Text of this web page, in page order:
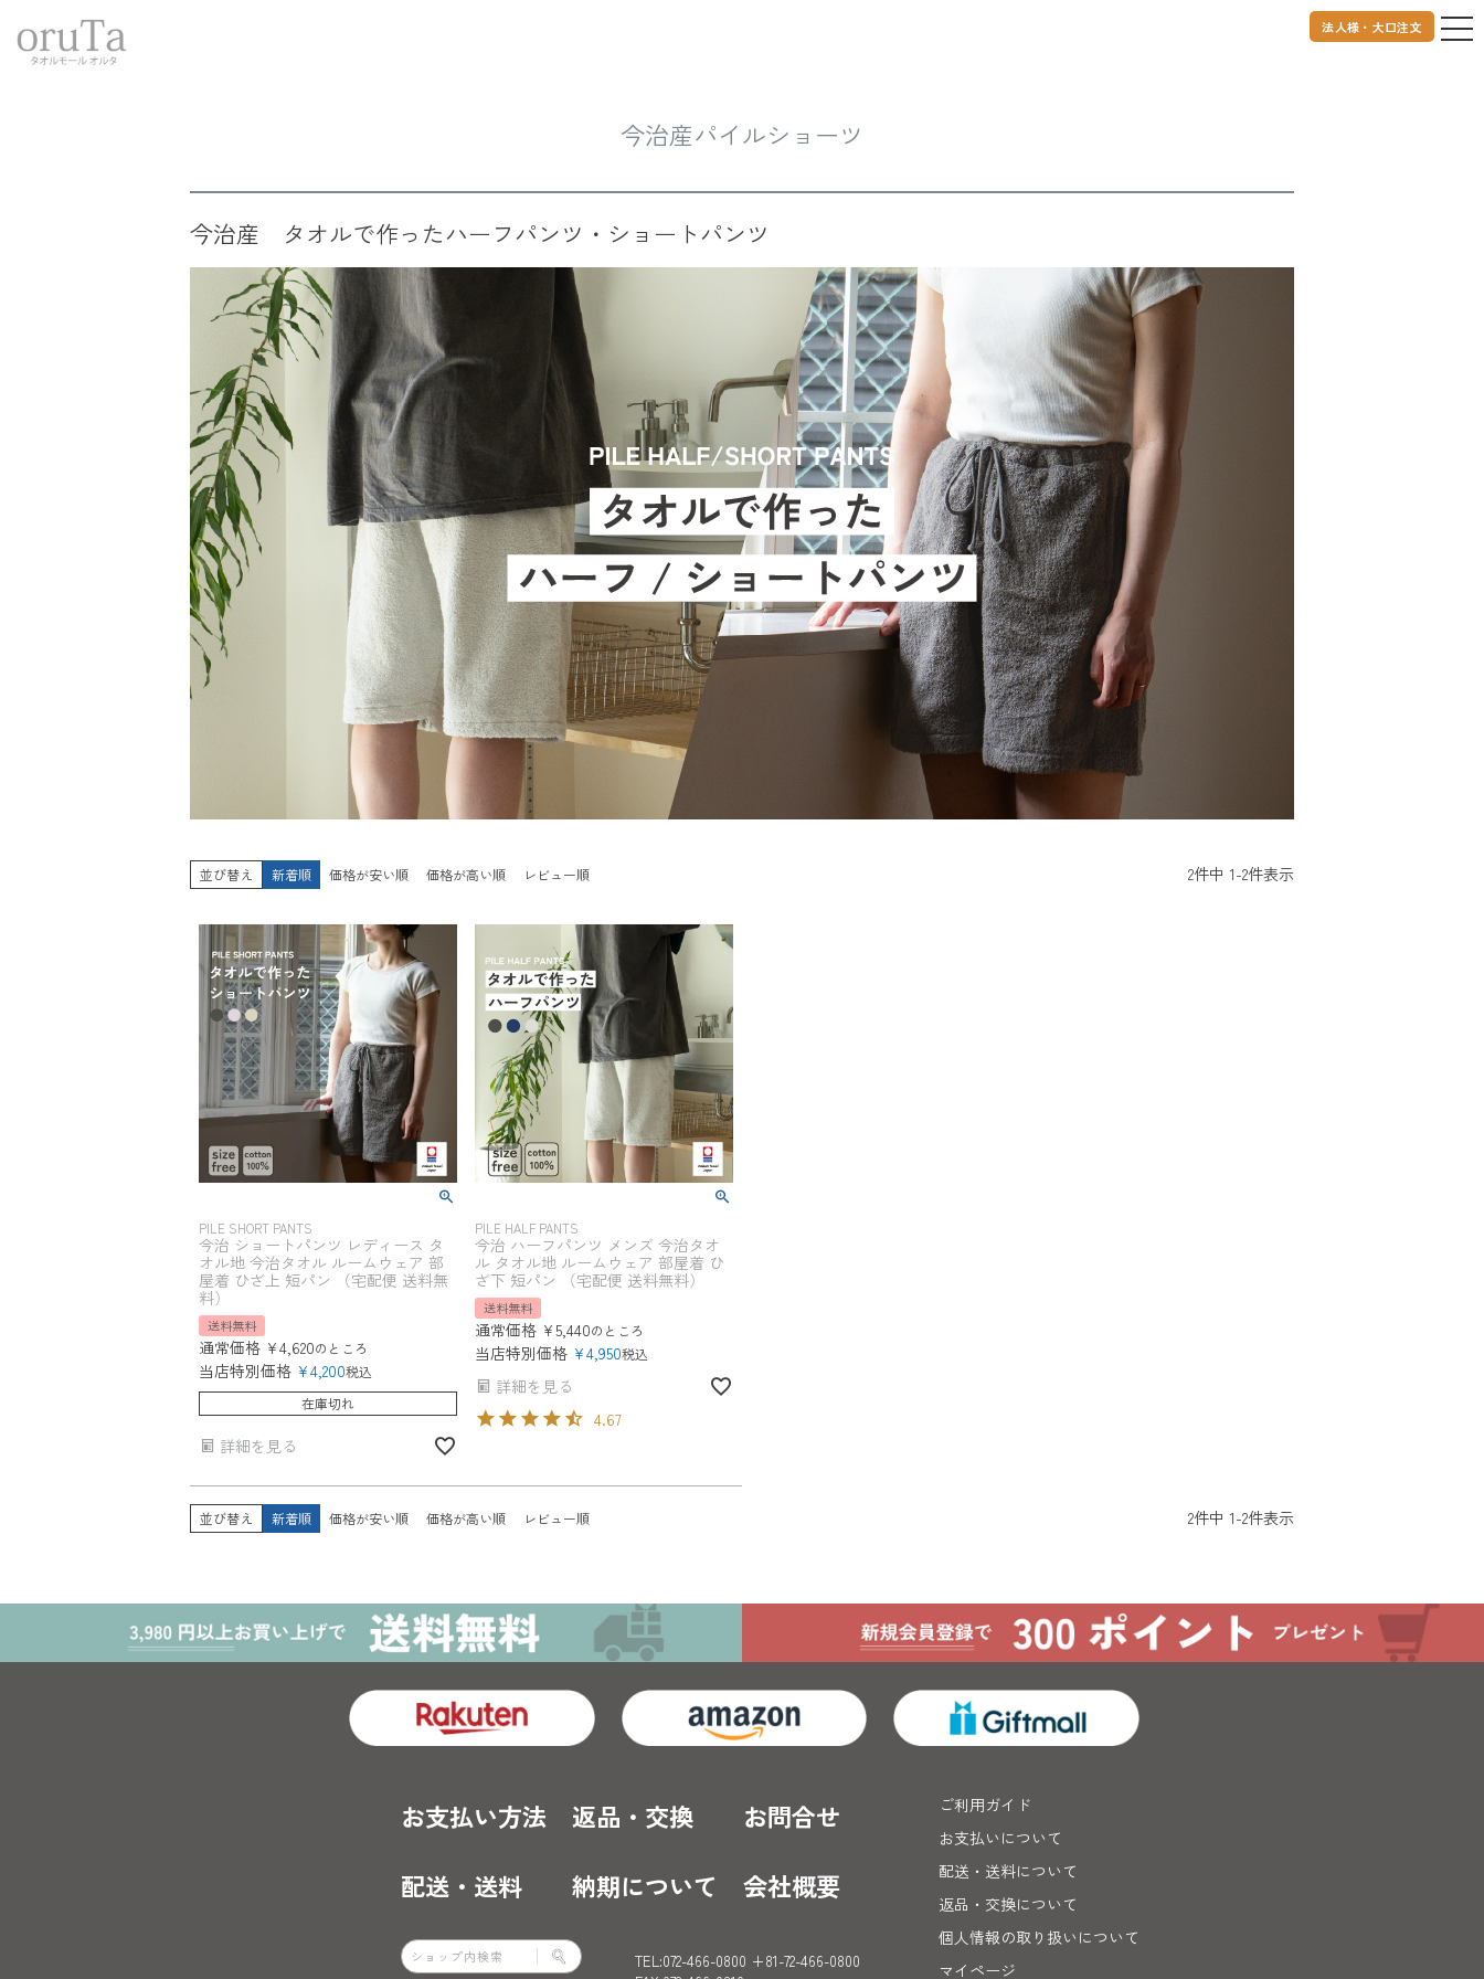
法人様・大口注文
トップページ
今治産パイルショーツ
今治産 タオルで作ったハーフパンツ・ショートパンツ
並び替え 新着順 価格が安い順 価格が高い順 レビュー順 2件中 1-2件表示
PILE SHORT PANTS
今治 ショートパンツ レディース タ
オル地 今治タオル ルームウェア 部
屋着 ひざ上 短パン （宅配便 送料無
料）
送料無料
通常価格 ¥4,620のところ
当店特別価格 ¥4,200税込
在庫切れ
詳細を見る
PILE HALF PANTS
今治 ハーフパンツ メンズ 今治タオ
ル タオル地 ルームウェア 部屋着 ひ
ざ下 短パン （宅配便 送料無料）
送料無料
通常価格 ¥5,440のところ
当店特別価格 ¥4,950税込
詳細を見る
4.67
並び替え 新着順 価格が安い順 価格が高い順 レビュー順 2件中 1-2件表示
お支払い方法 返品・交換
お問合せ
配送・送料
納期について 会社概要
ご利用ガイド
お支払いについて
配送・送料について
返品・交換について
個人情報の取り扱いについて
マイページ
TEL:072-466-0800 +81-72-466-0800